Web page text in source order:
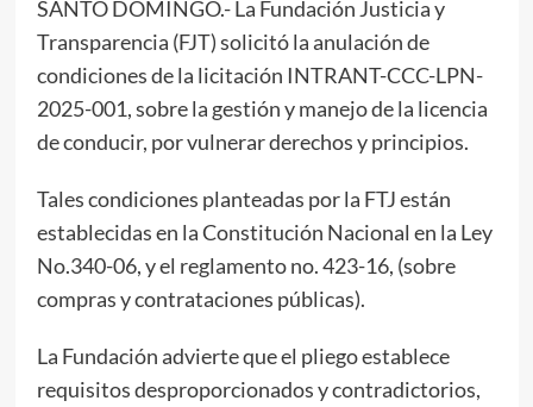
SANTO DOMINGO.- La Fundación Justicia y
Transparencia (FJT) solicitó la anulación de
condiciones de la licitación INTRANT-CCC-LPN-
2025-001, sobre la gestión y manejo de la licencia
de conducir, por vulnerar derechos y principios.
Tales condiciones planteadas por la FTJ están
establecidas en la Constitución Nacional en la Ley
No.340-06, y el reglamento no. 423-16, (sobre
compras y contrataciones públicas).
La Fundación advierte que el pliego establece
requisitos desproporcionados y contradictorios,